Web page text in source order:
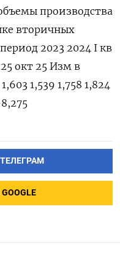
производства
вторичных
2023 2024 I кв
окт 25 Изм в
1,539 1,758 1,824